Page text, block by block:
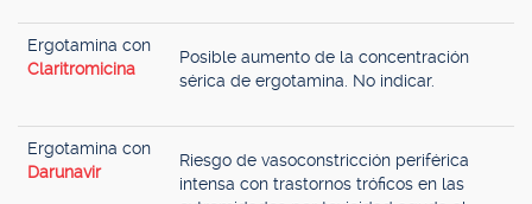
Ergotamina con
Claritromicina
Posible aumento de la concentración
sérica de ergotamina. No indicar.
Ergotamina con
Darunavir
Riesgo de vasoconstricción periférica
intensa con trastornos tróficos en las